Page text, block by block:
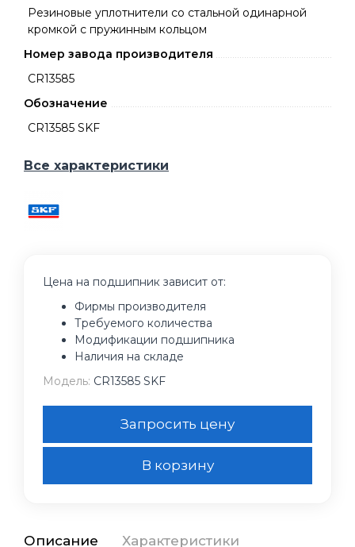
Резиновые уплотнители со стальной одинарной
кромкой с пружинным кольцом
Номер завода производителя
CR13585
Обозначение
CR13585 SKF
Все характеристики
Цена на подшипник зависит от:
Фирмы производителя
Требуемого количества
Модификации подшипника
Наличия на складе
Модель: CR13585 SKF
Запросить цену
В корзину
Описание Характеристики